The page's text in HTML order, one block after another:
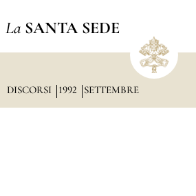
La SANTA SEDE
DISCORSI 1992 SETTEMBRE